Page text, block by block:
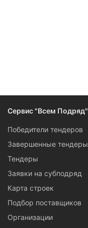
Сервис "Всем Подряд"
Победители тендеров
Завершенные тендеры
Тендеры
Заявки на субподряд
Карта строек
Подбор поставщиков
Организации